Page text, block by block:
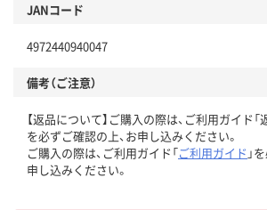
JANコード
4972440940047
備考（ご注意）
【返品について】ご購入の際は、ご利用ガイド「
を必ずご確認の上、お申し込みください。
ご購入の際は、ご利用ガイド「ご利用ガイド 」
申し込みください。